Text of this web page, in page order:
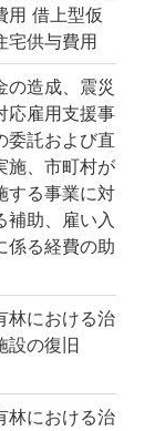
用 借上型仮
宅供与費用
の造成、震災
応雇用支援事
委託および直
施、市町村が
する事業に対
補助、雇い入
係る経費の助
林における治
設の復旧
林における治